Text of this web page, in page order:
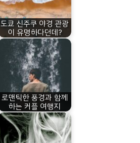
도쿄 신주쿠 야경 관광
이 유명하다던데?
로맨틱한 풍경과 함께
하는 커플 여행지